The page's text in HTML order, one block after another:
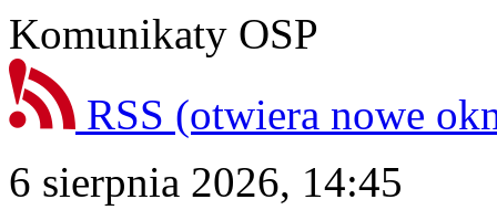
Komunikaty OSP
RSS (otwiera nowe
6 sierpnia 2026, 14:45